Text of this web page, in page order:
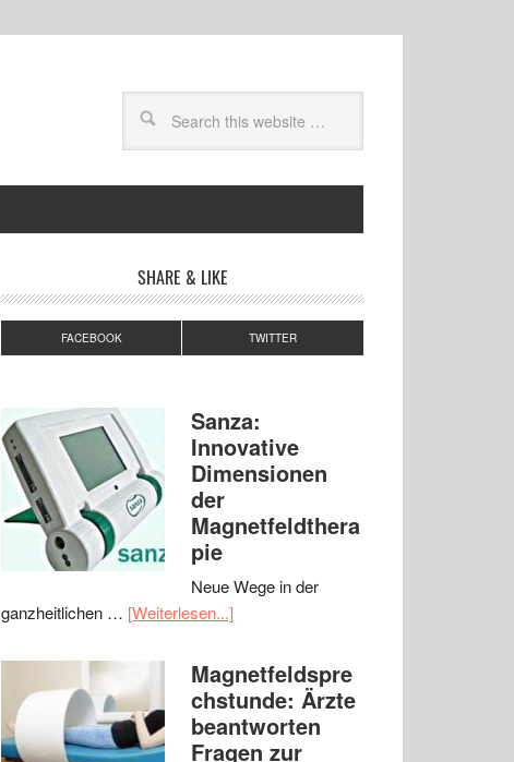
SHARE & LIKE
FACEBOOK TWITTER
Sanza:
Innovative
Dimensionen
der
Magnetfeldthera
pie
Neue Wege in der
ganzheitlichen … [Weiterlesen...]
Magnetfeldspre
chstunde: Ärzte
beantworten
Fragen zur